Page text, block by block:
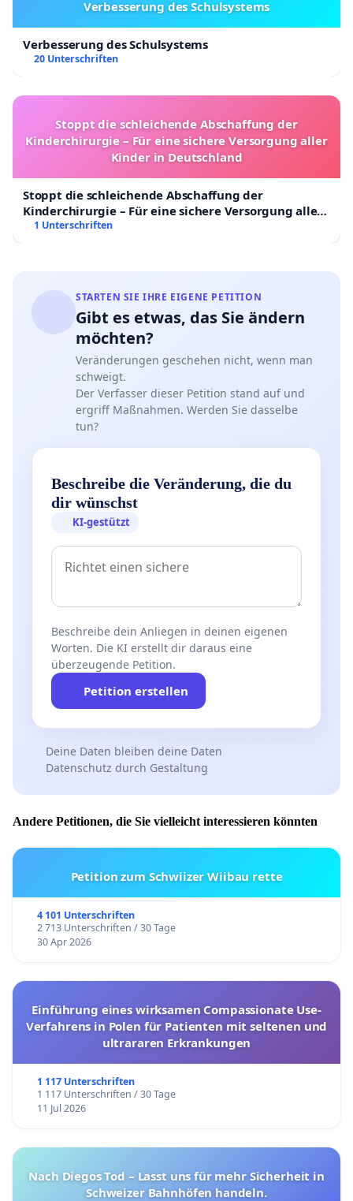
Verbesserung des Schulsystems
Verbesserung des Schulsystems
20 Unterschriften
Stoppt die schleichende Abschaffung der
Kinderchirurgie – Für eine sichere Versorgung aller
Kinder in Deutschland
Stoppt die schleichende Abschaffung der
Kinderchirurgie – Für eine sichere Versorgung aller
Kinder in Deutschland
1 Unterschriften
STARTEN SIE IHRE EIGENE PETITION
Gibt es etwas, das Sie ändern
möchten?
Veränderungen geschehen nicht, wenn man
schweigt.
Der Verfasser dieser Petition stand auf und
ergriff Maßnahmen. Werden Sie dasselbe
tun?
Beschreibe die Veränderung, die du
dir wünschst
KI-gestützt
Beschreibe dein Anliegen in deinen eigenen
Worten. Die KI erstellt dir daraus eine
überzeugende Petition.
Petition erstellen
Deine Daten bleiben deine Daten
Datenschutz durch Gestaltung
Andere Petitionen, die Sie vielleicht interessieren könnten
Petition zum Schwiizer Wiibau rette
4 101 Unterschriften
2 713 Unterschriften / 30 Tage
30 Apr 2026
Einführung eines wirksamen Compassionate Use-
Verfahrens in Polen für Patienten mit seltenen und
ultrararen Erkrankungen
1 117 Unterschriften
1 117 Unterschriften / 30 Tage
11 Jul 2026
Nach Diegos Tod – Lasst uns für mehr Sicherheit in
Schweizer Bahnhöfen handeln.